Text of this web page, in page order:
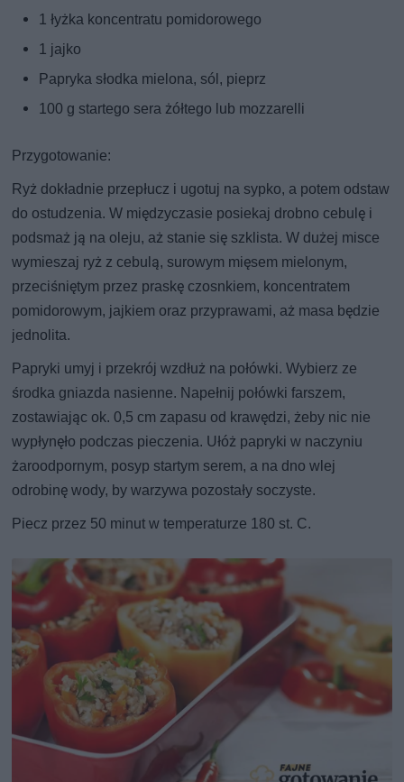
1 łyżka koncentratu pomidorowego
1 jajko
Papryka słodka mielona, sól, pieprz
100 g startego sera żółtego lub mozzarelli
Przygotowanie:
Ryż dokładnie przepłucz i ugotuj na sypko, a potem odstaw
do ostudzenia. W międzyczasie posiekaj drobno cebulę i
podsmaż ją na oleju, aż stanie się szklista. W dużej misce
wymieszaj ryż z cebulą, surowym mięsem mielonym,
przeciśniętym przez praskę czosnkiem, koncentratem
pomidorowym, jajkiem oraz przyprawami, aż masa będzie
jednolita.
Papryki umyj i przekrój wzdłuż na połówki. Wybierz ze
środka gniazda nasienne. Napełnij połówki farszem,
zostawiając ok. 0,5 cm zapasu od krawędzi, żeby nic nie
wypłynęło podczas pieczenia. Ułóż papryki w naczyniu
żaroodpornym, posyp startym serem, a na dno wlej
odrobinę wody, by warzywa pozostały soczyste.
Piecz przez 50 minut w temperaturze 180 st. C.